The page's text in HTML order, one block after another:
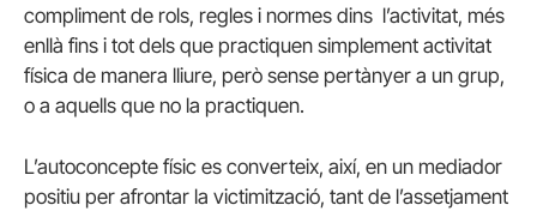
compliment de rols, regles i normes dins l’activitat, més
enllà fins i tot dels que practiquen simplement activitat
física de manera lliure, però sense pertànyer a un grup,
o a aquells que no la practiquen.
L’autoconcepte físic es converteix, així, en un mediador
positiu per afrontar la victimització, tant de l’assetjament